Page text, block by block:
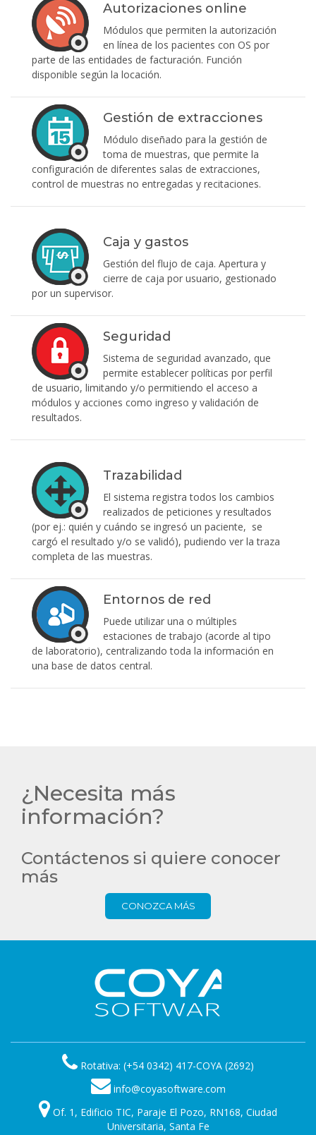
Autorizaciones online
Módulos que permiten la autorización
en línea de los pacientes con OS por
parte de las entidades de facturación. Función
disponible según la locación.
Gestión de extracciones
Módulo diseñado para la gestión de
toma de muestras, que permite la
configuración de diferentes salas de extracciones,
control de muestras no entregadas y recitaciones.
Caja y gastos
Gestión del flujo de caja. Apertura y
cierre de caja por usuario, gestionado
por un supervisor.
Seguridad
Sistema de seguridad avanzado, que
permite establecer políticas por perfil
de usuario, limitando y/o permitiendo el acceso a
módulos y acciones como ingreso y validación de
resultados.
Trazabilidad
El sistema registra todos los cambios
realizados de peticiones y resultados
(por ej.: quién y cuándo se ingresó un paciente, se
cargó el resultado y/o se validó), pudiendo ver la traza
completa de las muestras.
Entornos de red
Puede utilizar una o múltiples
estaciones de trabajo (acorde al tipo
de laboratorio), centralizando toda la información en
una base de datos central.
¿Necesita más
información?
Contáctenos si quiere conocer
más
CONOZCA MÁS
Rotativa: (+54 0342) 417-COYA (2692)
info@coyasoftware.com
Of. 1, Edificio TIC, Paraje El Pozo, RN168, Ciudad
Universitaria, Santa Fe